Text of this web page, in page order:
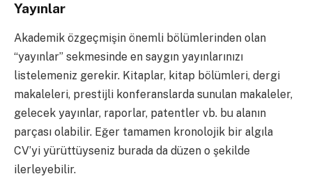
Yayınlar
Akademik özgeçmişin önemli bölümlerinden olan
“yayınlar” sekmesinde en saygın yayınlarınızı
listelemeniz gerekir. Kitaplar, kitap bölümleri, dergi
makaleleri, prestijli konferanslarda sunulan makaleler,
gelecek yayınlar, raporlar, patentler vb. bu alanın
parçası olabilir. Eğer tamamen kronolojik bir algıla
CV’yi yürüttüyseniz burada da düzen o şekilde
ilerleyebilir.